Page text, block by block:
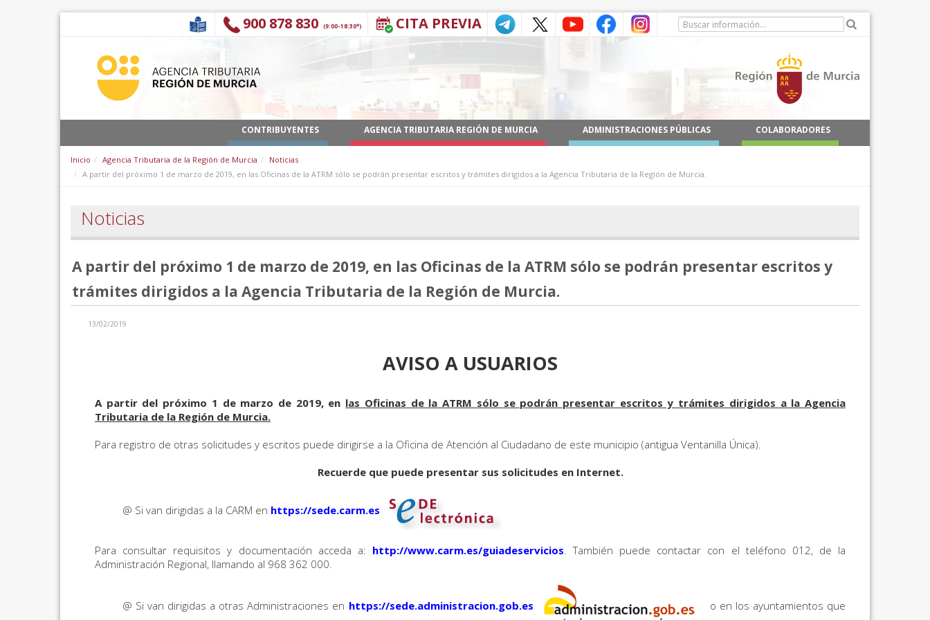
CITA PREVIA
900 878 830 (9:00-18:30*)
CONTRIBUYENTES AGENCIA TRIBUTARIA REGIÓN DE MURCIA ADMINISTRACIONES PÚBLICAS COLABORADORES
Inicio Agencia Tributaria de la Región de Murcia
Noticias
A partir del próximo 1 de marzo de 2019, en las Oficinas de la ATRM sólo se podrán presentar escritos y trámites dirigidos a la Agencia Tributaria de la Región de Murcia.
Noticias
A partir del próximo 1 de marzo de 2019, en las Oficinas de la ATRM sólo se podrán presentar escritos y
trámites dirigidos a la Agencia Tributaria de la Región de Murcia.
13/02/2019
AVISO A USUARIOS
A partir del próximo 1 de marzo de 2019, en las Oficinas de la ATRM sólo se podrán presentar escritos y trámites dirigidos a la Agencia
Tributaria de la Región de Murcia.
Para registro de otras solicitudes y escritos puede dirigirse a la Oficina de Atención al Ciudadano de este municipio (antigua Ventanilla Única).
Recuerde que puede presentar sus solicitudes en Internet.
@ Si van dirigidas a la CARM en https://sede.carm.es
Para consultar requisitos y documentación acceda a: http://www.carm.es/guiadeservicios. También puede contactar con el teléfono 012, de la
Administración Regional, llamando al 968 362 000.
@ Si van dirigidas a otras Administraciones en https://sede.administracion.gob.es o en los ayuntamientos que